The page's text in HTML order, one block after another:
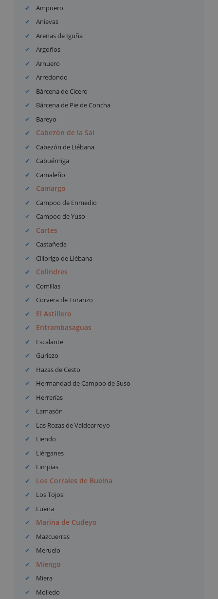
Ampuero
Anievas
Arenas de Iguña
Argoños
Arnuero
Arredondo
Bárcena de Cicero
Bárcena de Pie de Concha
Bareyo
Cabezón de la Sal
Cabezón de Liébana
Cabuérniga
Camaleño
Camargo
Campoo de Enmedio
Campoo de Yuso
Cartes
Castañeda
Cillorigo de Liébana
Colindres
Comillas
Corvera de Toranzo
El Astillero
Entrambasaguas
Escalante
Guriezo
Hazas de Cesto
Hermandad de Campoo de Suso
Herrerías
Lamasón
Las Rozas de Valdearroyo
Liendo
Liérganes
Limpias
Los Corrales de Buelna
Los Tojos
Luena
Marina de Cudeyo
Mazcuerras
Meruelo
Miengo
Miera
Molledo